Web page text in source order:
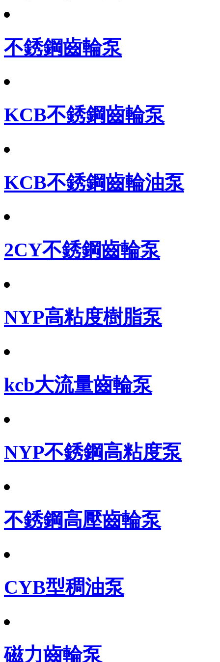
不銹鋼齒輪泵
KCB不銹鋼齒輪泵
KCB不銹鋼齒輪油泵
2CY不銹鋼齒輪泵
NYP高粘度樹脂泵
kcb大流量齒輪泵
NYP不銹鋼高粘度泵
不銹鋼高壓齒輪泵
CYB型稠油泵
磁力齒輪泵